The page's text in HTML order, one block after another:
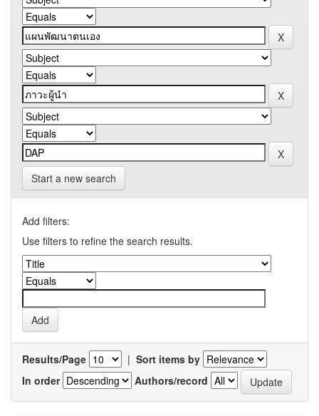
Start a new search
Add filters:
Use filters to refine the search results.
Results/Page | Sort items by
In order
Authors/record